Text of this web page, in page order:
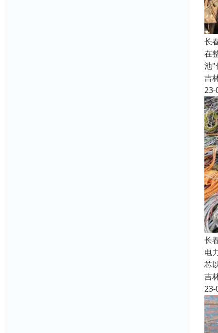
长
在
池"
吉
23-
长
电
芯
吉
23-